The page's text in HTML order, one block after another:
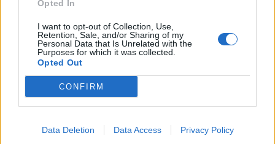
Opted In
I want to opt-out of Collection, Use,
Retention, Sale, and/or Sharing of my
Personal Data that Is Unrelated with the
Purposes for which it was collected.
Opted Out
CONFIRM
Data Deletion Data Access Privacy Policy
Η Άγκυρα σε θέση άμυνας με φόντο το Ιράν
Παρασκευή, 16 Ιανουαρίου 2026 8:48 ΠΜ